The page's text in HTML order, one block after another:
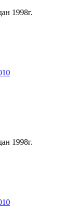
1998г.
1998г.